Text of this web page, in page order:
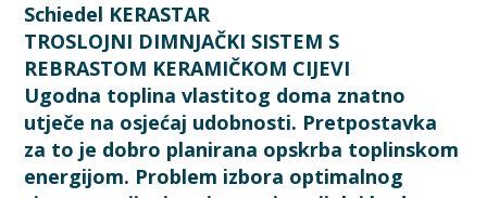
Schiedel KERASTAR
TROSLOJNI DIMNJAČKI SISTEM S
REBRASTOM KERAMIČKOM CIJEVI
Ugodna toplina vlastitog doma znatno
utječe na osjećaj udobnosti. Pretpostavka
za to je dobro planirana opskrba toplinskom
energijom. Problem izbora optimalnog